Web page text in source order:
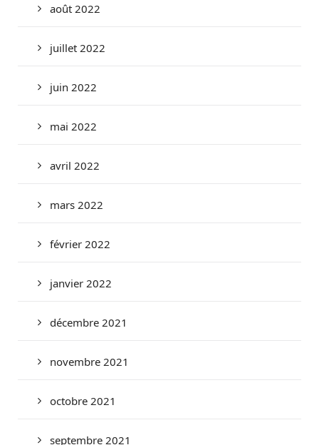
août 2022
juillet 2022
juin 2022
mai 2022
avril 2022
mars 2022
février 2022
janvier 2022
décembre 2021
novembre 2021
octobre 2021
septembre 2021